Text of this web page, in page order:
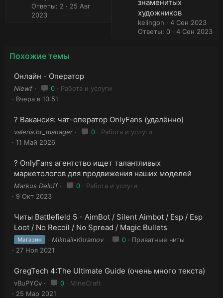
Ответы: 2
25 Авг
2023
знаменитых
художников
kelingon
4 Сен 2023
Ответы: 0
4 Сен 2023
Похожие темы
Онлайн - Оператор
Niewf 0
Работа и услуги
Вчера в 10:51
? Вакансия: чат-оператор OnlyFans (удалённо)
valeria.hr_manager 0
Работа и услуги
11 Май 2026
? OnlyFans агентство ищет талантливых
маркетологов для продвижения наших моделей
Markus Deloff 0
Работа и услуги
9 Окт 2023
Читы Battlefield 5 - AimBot / Silent Aimbot / Esp / Esp
Loot / No Recoil / No Spread / Magic Bullets
Магазин Mikhail•Khramov 0
Приватные читы
27 Ноя 2021
GregTech 4:The Ultimate Guide (очень много текста)
vBuPYCv 0
MineCraft
25 Мар 2021